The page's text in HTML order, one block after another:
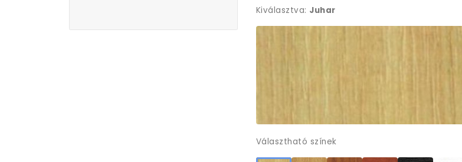
Kiválasztva: Juhar
Választható színek